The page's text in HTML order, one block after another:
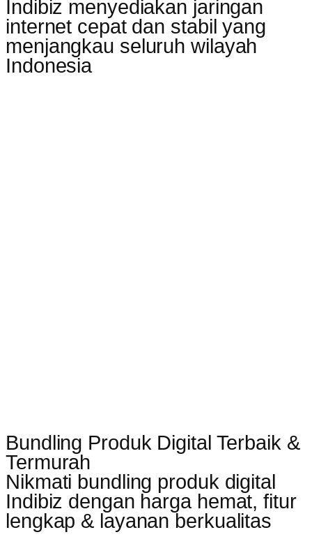
Indibiz menyediakan jaringan
internet cepat dan stabil yang
menjangkau seluruh wilayah
Indonesia
Bundling Produk Digital Terbaik &
Termurah
Nikmati bundling produk digital
Indibiz dengan harga hemat, fitur
lengkap & layanan berkualitas